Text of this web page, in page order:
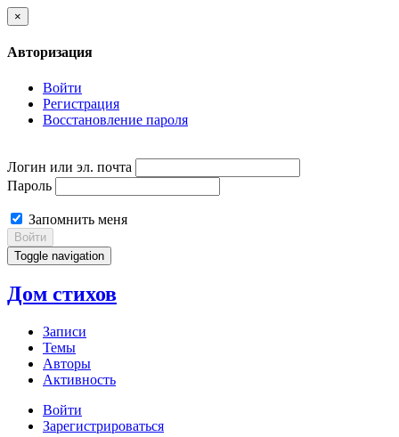
×
Авторизация
Войти
Регистрация
Восстановление пароля
Логин или эл. почта
Пароль
Запомнить меня
Войти
Toggle navigation
Дом стихов
Записи
Темы
Авторы
Активность
Войти
Зарегистрироваться